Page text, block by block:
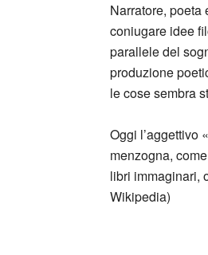
Narratore, poeta
coniugare idee
parallele del
produzione
le cose sembra
Oggi l’aggettivo
menzogna,
libri immaginari,
Wikipedia)